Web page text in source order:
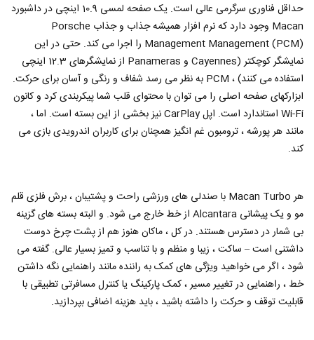
حداقل فناوری سرگرمی عالی است. یک صفحه لمسی 10.9 اینچی در داشبورد
Macan وجود دارد که نرم افزار همیشه جذاب و جذاب Porsche
Management Management (PCM) را اجرا می کند. حتی در این
نمایشگر کوچکتر (Cayennes و Panameras از نمایشگرهای 12.3 اینچی
استفاده می کنند) ، PCM به نظر می رسد شفاف و رنگی و آسان برای حرکت.
ابزارکهای صفحه اصلی را می توان با محتوای قلب شما پیکربندی کرد و کانون
Wi-Fi استاندارد است. اپل CarPlay نیز بخشی از این بسته است. اما ،
مانند هر پورشه ، ترومبون غم انگیز همچنان برای کاربران اندرویدی بازی می
کند.
هر Macan Turbo با صندلی های ورزشی راحت و پشتیبان ، برش فلزی قلم
مو و یک پیشانی Alcantara از خط خارج می شود. و البته بسته های گزینه
بی شمار در دسترس هستند. در کل ، ماکان هنوز هم از پشت چرخ دوست
داشتنی است – ساکت ، زیبا و منظم و با تناسب و تمیز بسیار عالی. گفته می
شود ، اگر می خواهید ویژگی های کمک به راننده مانند راهنمایی نگه داشتن
خط ، راهنمایی در تغییر مسیر ، کمک پارکینگ یا کنترل مسافرتی تطبیقی ​​با
قابلیت توقف و حرکت را داشته باشید ، باید هزینه اضافی بپردازید.